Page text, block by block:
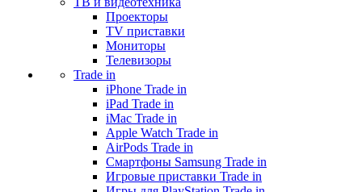
Проекторы
TV приставки
Мониторы
Телевизоры
Trade in
iPhone Trade in
iPad Trade in
iMac Trade in
Apple Watch Trade in
AirPods Trade in
Смартфоны Samsung Trade in
Игровые приставки Trade in